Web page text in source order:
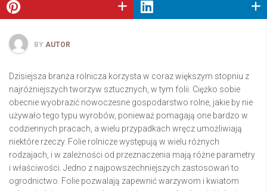
BY AUTOR
Dzisiejsza branża rolnicza korzysta w coraz większym stopniu z
najróżniejszych tworzyw sztucznych, w tym folii. Ciężko sobie
obecnie wyobrazić nowoczesne gospodarstwo rolne, jakie by nie
używało tego typu wyrobów, ponieważ pomagają one bardzo w
codziennych pracach, a wielu przypadkach wręcz umożliwiają
niektóre rzeczy. Folie rolnicze występują w wielu różnych
rodzajach, i w zależności od przeznaczenia mają różne parametry
i właściwości. Jedno z najpowszechniejszych zastosowań to
ogrodnictwo. Folie pozwalają zapewnić warzywom i kwiatom